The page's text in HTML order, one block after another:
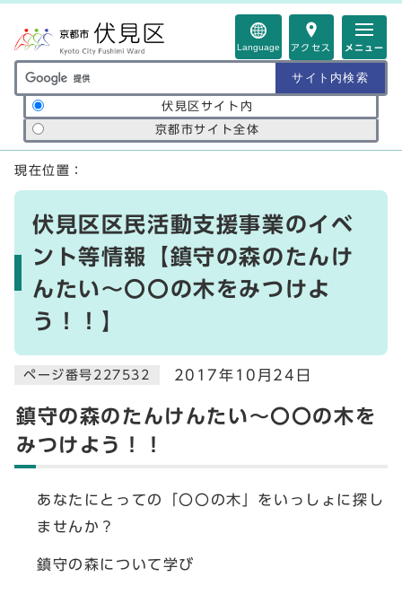
Language アクセス メニュー
サイト内検索の範囲
伏見区サイト内
京都市サイト全体
ここから本文です
現在位置：
伏見区区民活動支援事業のイベ
ント等情報【鎮守の森のたんけ
んたい～〇〇の木をみつけよ
う！！】
ページ番号227532 2017年10月24日
鎮守の森のたんけんたい～〇〇の木を
みつけよう！！
あなたにとっての「〇〇の木」をいっしょに探し
ませんか？
鎮守の森について学び